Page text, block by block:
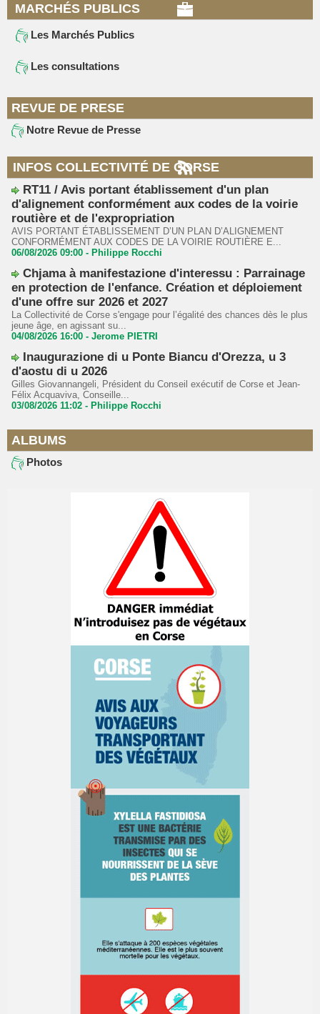
MARCHÉS PUBLICS
Les Marchés Publics
Les consultations
REVUE DE PRESE
Notre Revue de Presse
INFOS COLLECTIVITÉ DE CORSE
RT11 / Avis portant établissement d'un plan
d'alignement conformément aux codes de la voirie
routière et de l'expropriation
AVIS PORTANT ÉTABLISSEMENT D’UN PLAN D’ALIGNEMENT
CONFORMÉMENT AUX CODES DE LA VOIRIE ROUTIÈRE E...
06/08/2026 09:00 - Philippe Rocchi
Chjama à manifestazione d'interessu : Parrainage
en protection de l'enfance. Création et déploiement
d'une offre sur 2026 et 2027
La Collectivité de Corse s'engage pour l’égalité des chances dès le plus
jeune âge, en agissant su...
04/08/2026 16:00 - Jerome PIETRI
Inaugurazione di u Ponte Biancu d'Orezza, u 3
d'aostu di u 2026
Gilles Giovannangeli, Président du Conseil exécutif de Corse et Jean-
Félix Acquaviva, Conseille...
03/08/2026 11:02 - Philippe Rocchi
ALBUMS
Photos